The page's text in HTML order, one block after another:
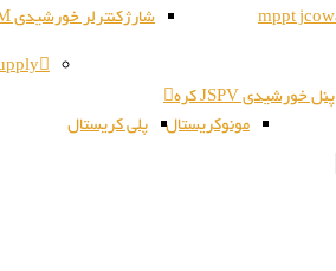
شارژکنترلر خورشیدی PWM
پنل خورشیدی JSPV کره
مونوکریستال
پلی کریستال